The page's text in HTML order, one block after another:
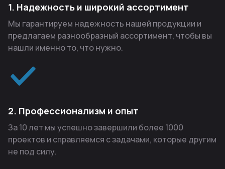
1. Надежность и широкий ассортимент
Мы гарантируем надежность нашей продукции и
предлагаем разнообразный ассортимент, чтобы вы
нашли именно то, что нужно.
2. Профессионализм и опыт
За 10 лет мы успешно завершили более 1000
проектов и справляемся с задачами, которые другим
не под силу.